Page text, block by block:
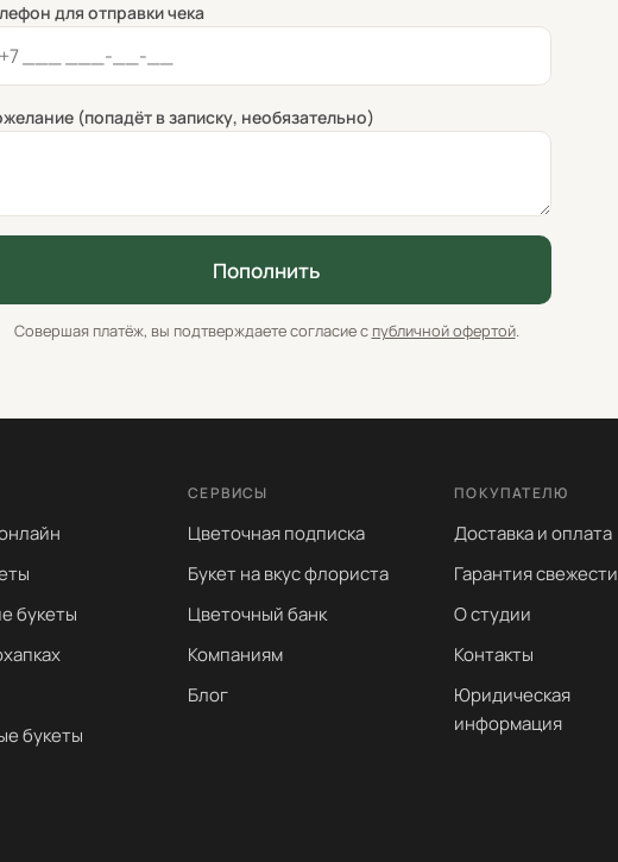
для отправки чека
(попадёт в записку, необязательно)
Пополнить
Совершая платёж, вы подтверждаете согласие с публичной офертой.
букеты
букеты
СЕРВИСЫ
Цветочная подписка
Букет на вкус флориста
Цветочный банк
Компаниям
Блог
ПОКУПАТЕЛЮ
Доставка и оплата
Гарантия свежести
О студии
Контакты
Юридическая
информация